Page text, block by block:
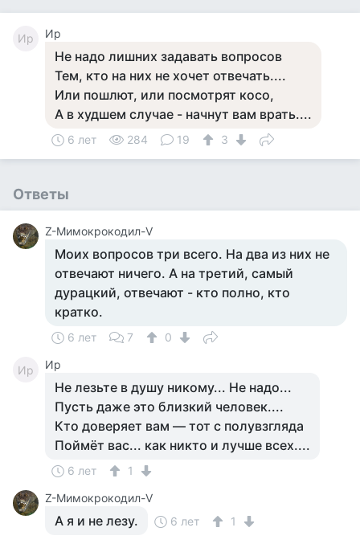
Ир Ир
Не надо лишних задавать вопросов
Тем, кто на них не хочет отвечать....
Или пошлют, или посмотрят косо,
А в худшем случае - начнут вам врать....
6 лет 284 19 3
Ответы
Z-Мимокрокодил-V
Моих вопросов три всего. На два из них не
отвечают ничего. А на третий, самый
дурацкий, отвечают - кто полно, кто
кратко.
6 лет 7 0
Ир Ир
Не лезьте в душу никому... Не надо...
Пусть даже это близкий человек....
Кто доверяет вам — тот с полувзгляда
Поймёт вас... как никто и лучше всех....
6 лет
1
Z-Мимокрокодил-V
А я и не лезу. 6 лет 1